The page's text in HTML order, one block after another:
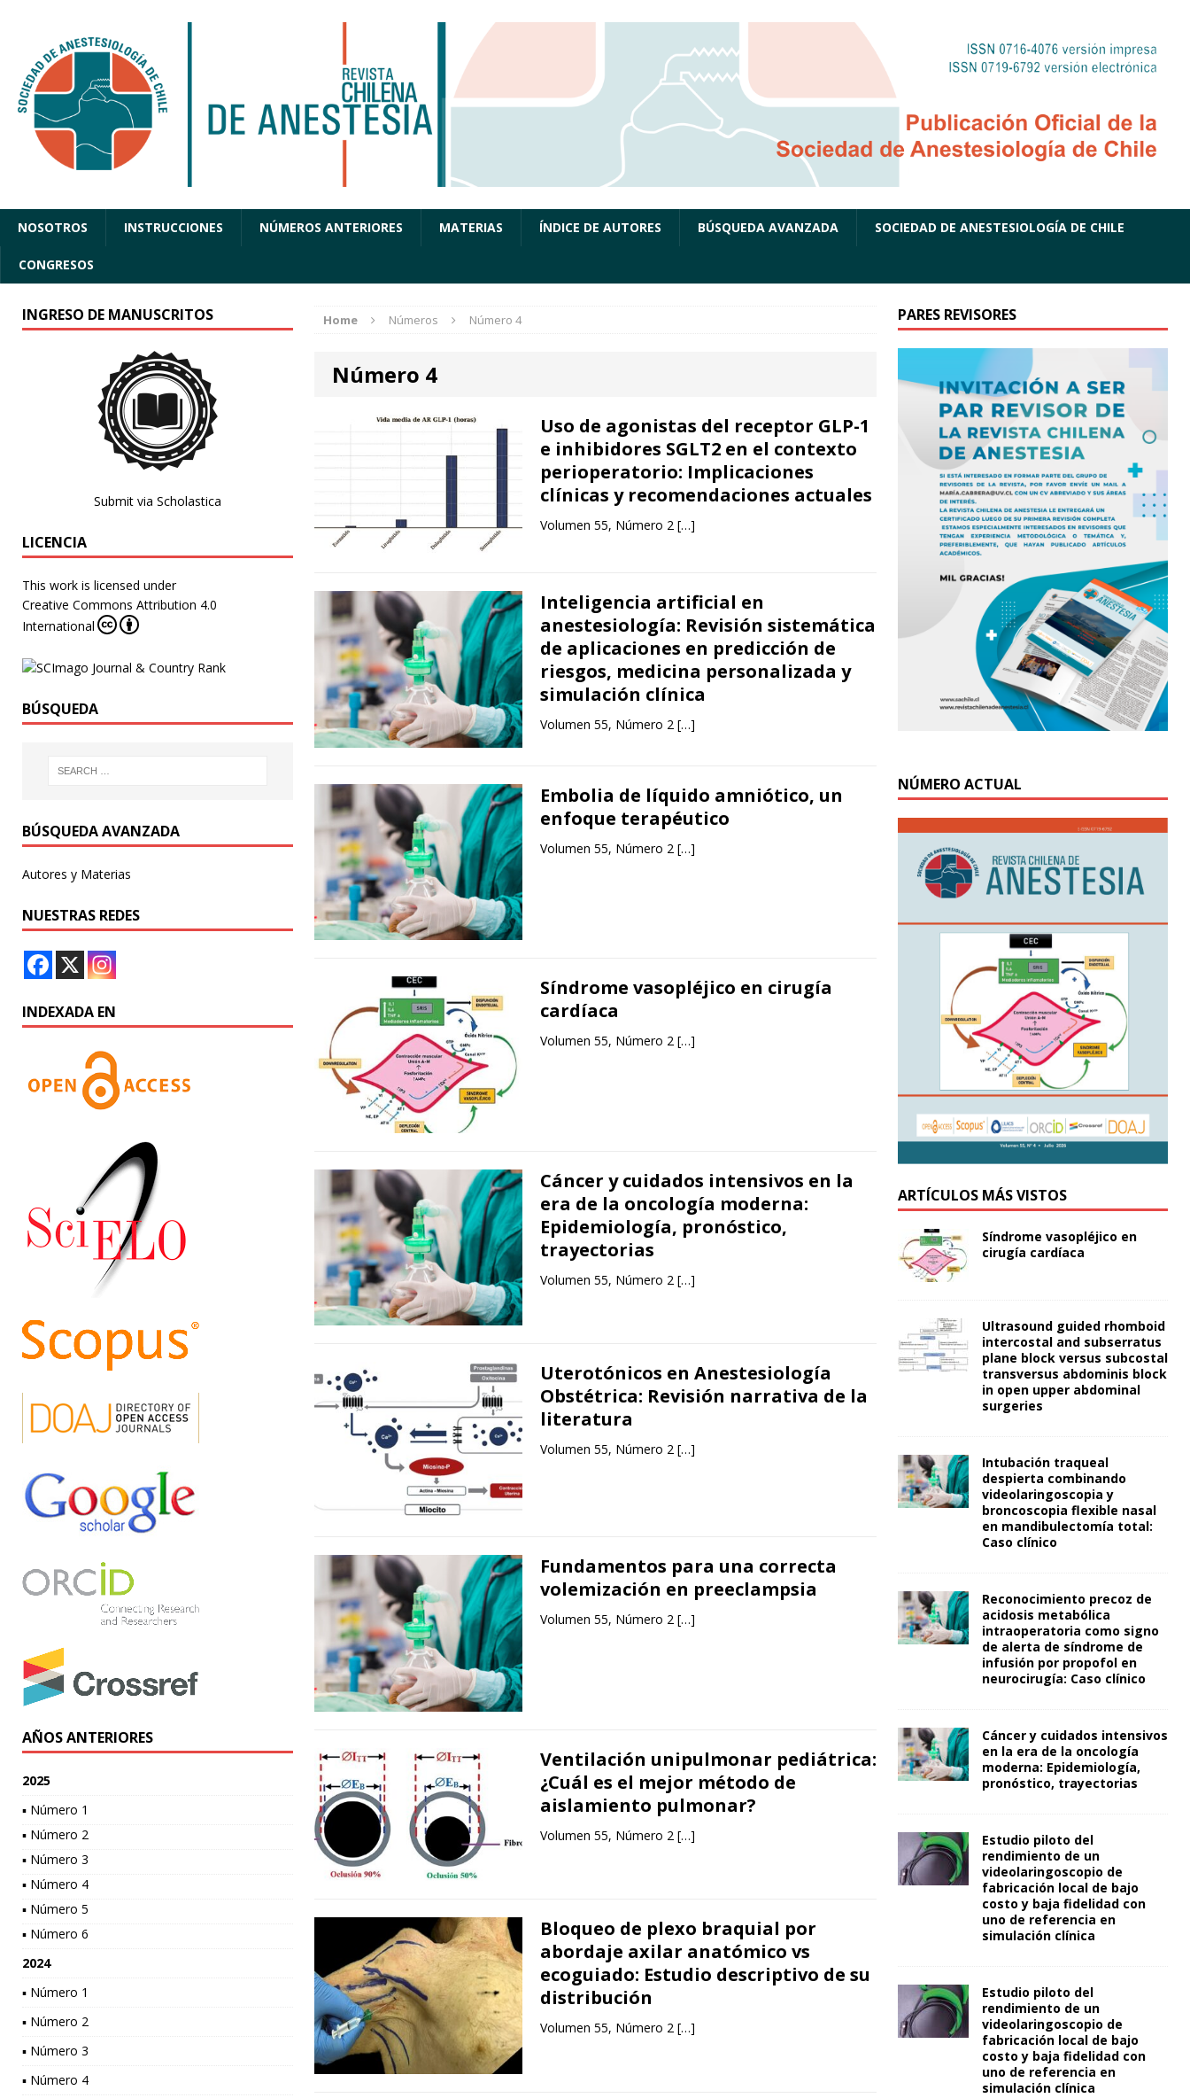
NOSOTROS INSTRUCCIONES NÚMEROS ANTERIORES MATERIAS ÍNDICE DE AUTORES BÚSQUEDA AVANZADA SOCIEDAD DE ANESTESIOLOGÍA DE CHILE
CONGRESOS
Home Números Número 4
Número 4
Uso de agonistas del receptor GLP-1
e inhibidores SGLT2 en el contexto
perioperatorio: Implicaciones
clínicas y recomendaciones actuales
Volumen 55, Número 2 […]
Inteligencia artificial en
anestesiología: Revisión sistemática
de aplicaciones en predicción de
riesgos, medicina personalizada y
simulación clínica
Volumen 55, Número 2 […]
Embolia de líquido amniótico, un
enfoque terapéutico
Volumen 55, Número 2 […]
Síndrome vasopléjico en cirugía
cardíaca
Volumen 55, Número 2 […]
Cáncer y cuidados intensivos en la
era de la oncología moderna:
Epidemiología, pronóstico,
trayectorias
Volumen 55, Número 2 […]
Uterotónicos en Anestesiología
Obstétrica: Revisión narrativa de la
literatura
Volumen 55, Número 2 […]
Fundamentos para una correcta
volemización en preeclampsia
Volumen 55, Número 2 […]
Ventilación unipulmonar pediátrica:
¿Cuál es el mejor método de
aislamiento pulmonar?
Volumen 55, Número 2 […]
Bloqueo de plexo braquial por
abordaje axilar anatómico vs
ecoguiado: Estudio descriptivo de su
distribución
Volumen 55, Número 2 […]
INGRESO DE MANUSCRITOS
Submit via Scholastica
LICENCIA
This work is licensed under
Creative Commons Attribution 4.0
International
BÚSQUEDA
BÚSQUEDA AVANZADA
Autores y Materias
NUESTRAS REDES
INDEXADA EN
AÑOS ANTERIORES
2025
▪ Número 1
▪ Número 2
▪ Número 3
▪ Número 4
▪ Número 5
▪ Número 6
2024
▪ Número 1
▪ Número 2
▪ Número 3
▪ Número 4
PARES REVISORES
NÚMERO ACTUAL
ARTÍCULOS MÁS VISTOS
Síndrome vasopléjico en
cirugía cardíaca
Ultrasound guided rhomboid
intercostal and subserratus
plane block versus subcostal
transversus abdominis block
in open upper abdominal
surgeries
Intubación traqueal
despierta combinando
videolaringoscopia y
broncoscopia flexible nasal
en mandibulectomía total:
Caso clínico
Reconocimiento precoz de
acidosis metabólica
intraoperatoria como signo
de alerta de síndrome de
infusión por propofol en
neurocirugía: Caso clínico
Cáncer y cuidados intensivos
en la era de la oncología
moderna: Epidemiología,
pronóstico, trayectorias
Estudio piloto del
rendimiento de un
videolaringoscopio de
fabricación local de bajo
costo y baja fidelidad con
uno de referencia en
simulación clínica
Estudio piloto del
rendimiento de un
videolaringoscopio de
fabricación local de bajo
costo y baja fidelidad con
uno de referencia en
simulación clínica